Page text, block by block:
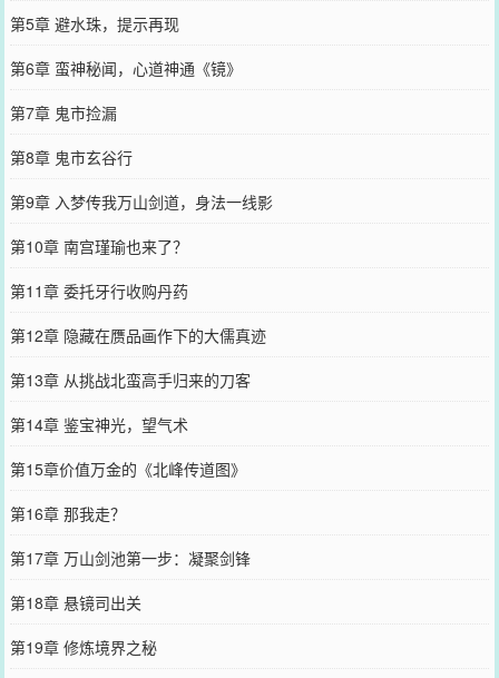
第5章 避水珠，提示再现
第6章 蛮神秘闻，心道神通《镜》
第7章 鬼市捡漏
第8章 鬼市玄谷行
第9章 入梦传我万山剑道，身法一线影
第10章 南宫瑾瑜也来了？
第11章 委托牙行收购丹药
第12章 隐藏在赝品画作下的大儒真迹
第13章 从挑战北蛮高手归来的刀客
第14章 鉴宝神光，望气术
第15章价值万金的《北峰传道图》
第16章 那我走？
第17章 万山剑池第一步：凝聚剑锋
第18章 悬镜司出关
第19章 修炼境界之秘